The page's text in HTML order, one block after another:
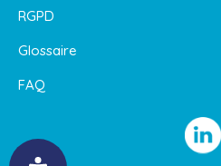
RGPD
Glossaire
FAQ